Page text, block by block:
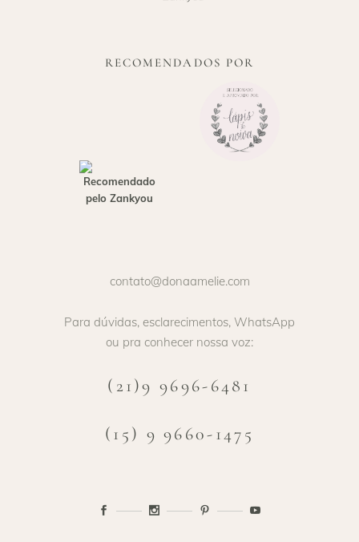
RECOMENDADOS POR
contato@donaamelie.com
Para dúvidas, esclarecimentos, WhatsApp
ou pra conhecer nossa voz:
(21)9 9696-6481
(15) 9 9660-1475